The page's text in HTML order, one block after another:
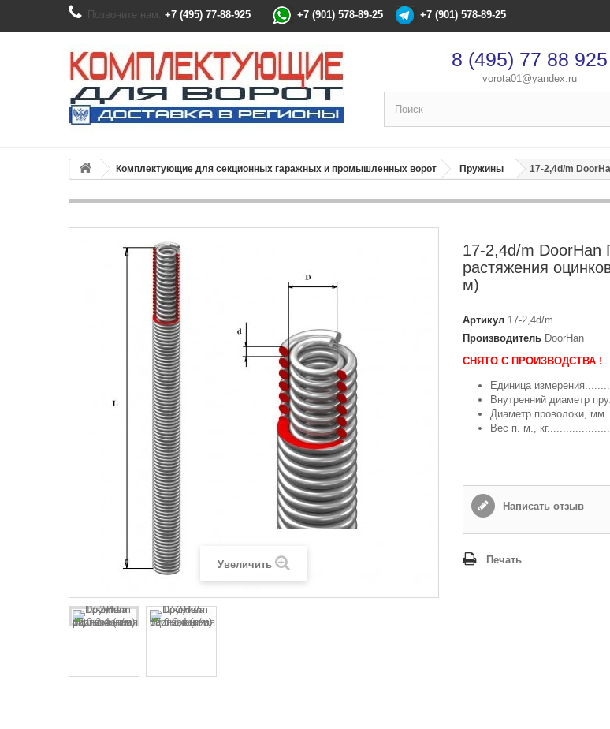
Позвоните нам: +7 (495) 77-88-925 +7 (901) 578-89-25 +7 (901) 578-89-25
8 (495) 77 88 925
vorota01@yandex.ru
Комплектующие для секционных гаражных и промышленных ворот Пружины 17-2,4d/m
Увеличить
17-2,4d/m DoorHan
растяжения
м)
Артикул 17-2,4d/m
Производитель DoorHan
СНЯТО С ПРОИЗВОДСТВА !
Единица
Внутренний диаметр
Диаметр проволоки,
Вес п. м.,
Написать отзыв
Печать
Оформление заказа
После оформления заказа с вами свяжется
Время доставки: стоимость доставки по
оплачивается при получении